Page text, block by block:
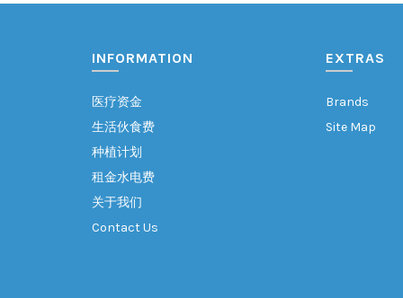
INFORMATION
医疗资金
生活伙食费
种植计划
租金水电费
关于我们
Contact Us
EXTRAS
Brands
Site Map